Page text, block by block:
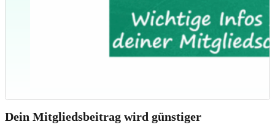
Dein Mitgliedsbeitrag wird günstiger